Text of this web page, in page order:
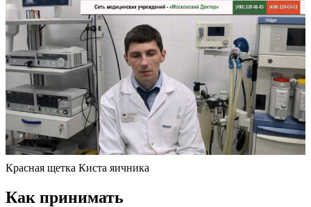
Красная щетка Киста яичника
Как принимать